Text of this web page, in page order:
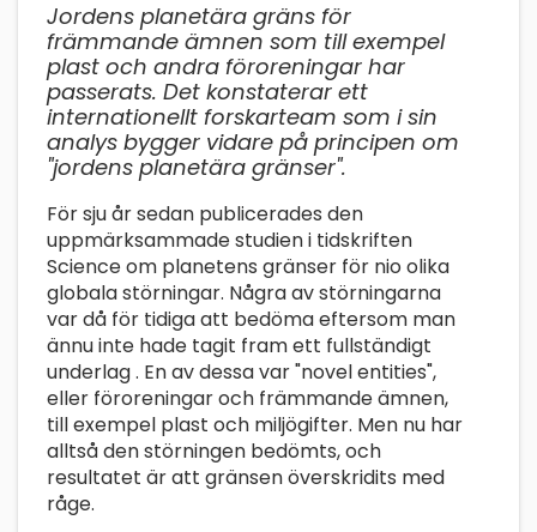
Jordens planetära gräns för
främmande ämnen som till exempel
plast och andra föroreningar har
passerats. Det konstaterar ett
internationellt forskarteam som i sin
analys bygger vidare på principen om
"jordens planetära gränser".
För sju år sedan publicerades den
uppmärksammade studien i tidskriften
Science om planetens gränser för nio olika
globala störningar. Några av störningarna
var då för tidiga att bedöma eftersom man
ännu inte hade tagit fram ett fullständigt
underlag . En av dessa var "novel entities",
eller föroreningar och främmande ämnen,
till exempel plast och miljögifter. Men nu har
alltså den störningen bedömts, och
resultatet är att gränsen överskridits med
råge.